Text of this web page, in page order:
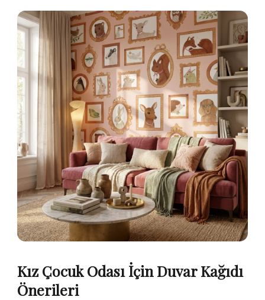
Kız Çocuk Odası İçin Duvar Kağıdı
Önerileri